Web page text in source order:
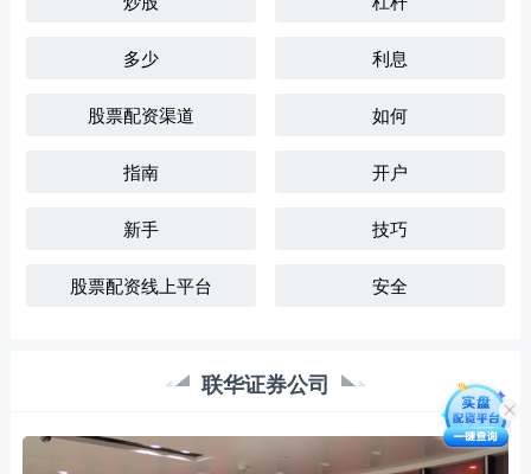
多少 利息
股票配资渠道 如何
指南 开户
新手 技巧
股票配资线上平台 安全
联华证券公司